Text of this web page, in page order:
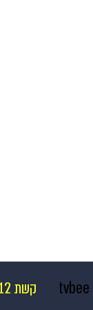
tvbee קשת 12